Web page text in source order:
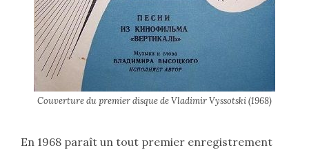
Couverture du premier disque de Vladimir Vyssotski (1968)
En­ 1968­­ paraît­­ un­­ tout­‍ premier enregistrement